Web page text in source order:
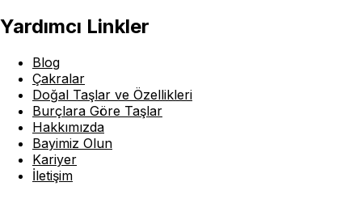
Yardımcı Linkler
Blog
Çakralar
Doğal Taşlar ve Özellikleri
Burçlara Göre Taşlar
Hakkımızda
Bayimiz Olun
Kariyer
İletişim